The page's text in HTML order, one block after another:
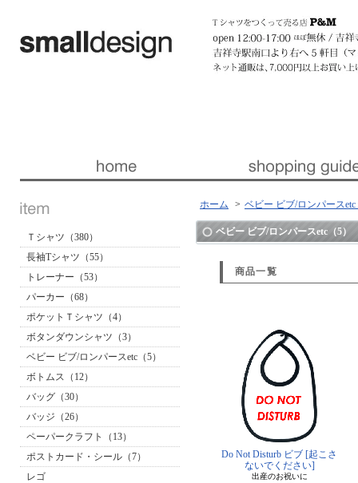
Ｔシャツ（380）
長袖Tシャツ（55）
トレーナー（53）
パーカー（68）
ポケットＴシャツ（4）
ボタンダウンシャツ（3）
ベビー ビブ/ロンパースetc（5）
ボトムス（12）
バッグ（30）
バッジ（26）
ペーパークラフト（13）
ポストカード・シール（7）
レゴ
ホーム > ベビー ビブ/ロンパースetc
ベビー ビブ/ロンパースetc（5）
商品一覧
Do Not Disturb ビブ [起こさ
ないでください]
出産のお祝いに